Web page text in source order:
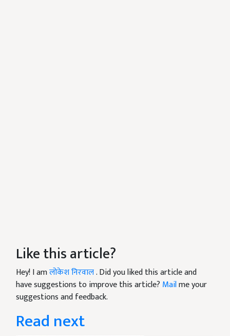
Like this article?
Hey! I amलोकेश निरवाल. Did you liked this article and
have suggestions to improve this article? Mailme your
suggestions and feedback.
Read next